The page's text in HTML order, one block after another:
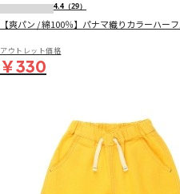
4.4 （29）
【爽パン / 綿100％】パナマ織りカラーハー
アウトレット価格
￥330